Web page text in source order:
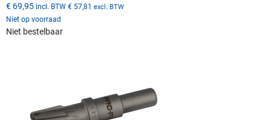
€ 69,95 incl. BTW € 57,81 excl. BTW
Niet op voorraad
Niet bestelbaar